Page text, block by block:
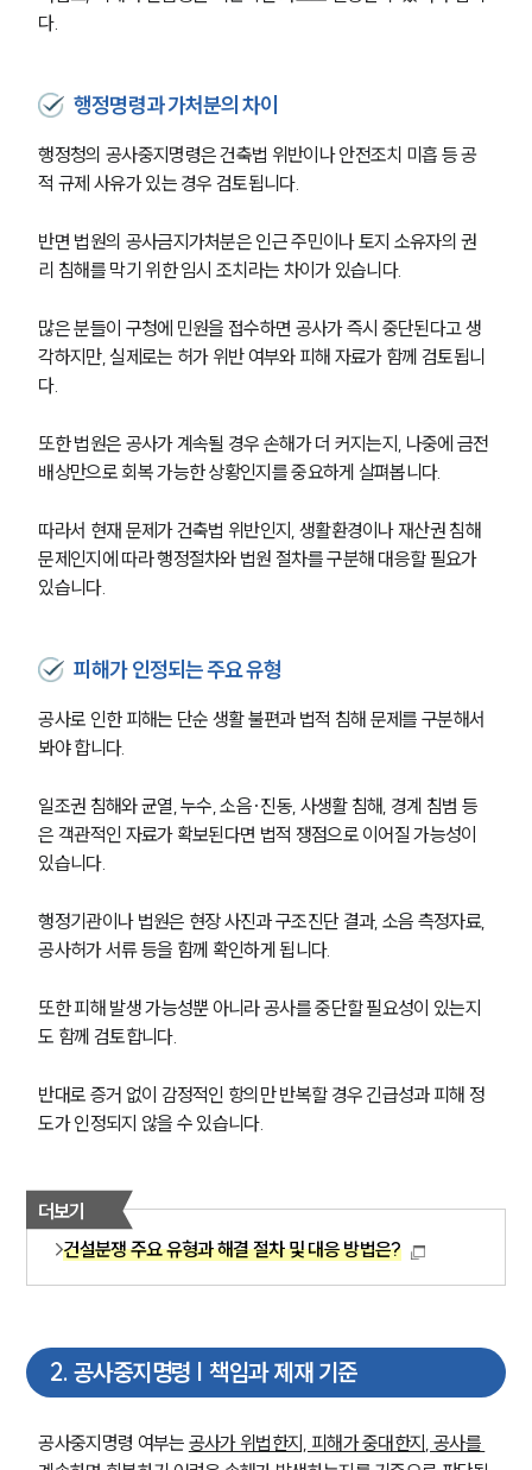
다.
행정명령과 가처분의 차이
행정청의 공사중지명령은 건축법 위반이나 안전조치 미흡 등 공
적 규제 사유가 있는 경우 검토됩니다.
반면 법원의 공사금지가처분은 인근 주민이나 토지 소유자의 권
리 침해를 막기 위한 임시 조치라는 차이가 있습니다.
많은 분들이 구청에 민원을 접수하면 공사가 즉시 중단된다고 생
각하지만, 실제로는 허가 위반 여부와 피해 자료가 함께 검토됩니
다.
또한 법원은 공사가 계속될 경우 손해가 더 커지는지, 나중에 금전
배상만으로 회복 가능한 상황인지를 중요하게 살펴봅니다.
따라서 현재 문제가 건축법 위반인지, 생활환경이나 재산권 침해
문제인지에 따라 행정절차와 법원 절차를 구분해 대응할 필요가
있습니다.
피해가 인정되는 주요 유형
공사로 인한 피해는 단순 생활 불편과 법적 침해 문제를 구분해서
봐야 합니다.
일조권 침해와 균열, 누수, 소음·진동, 사생활 침해, 경계 침범 등
은 객관적인 자료가 확보된다면 법적 쟁점으로 이어질 가능성이
있습니다.
행정기관이나 법원은 현장 사진과 구조진단 결과, 소음 측정자료,
공사허가 서류 등을 함께 확인하게 됩니다.
또한 피해 발생 가능성뿐 아니라 공사를 중단할 필요성이 있는지
도 함께 검토합니다.
반대로 증거 없이 감정적인 항의만 반복할 경우 긴급성과 피해 정
도가 인정되지 않을 수 있습니다.
더보기
건설분쟁 주요 유형과 해결 절차 및 대응 방법은?
2. 공사중지명령 | 책임과 제재 기준
공사중지명령 여부는 공사가 위법한지, 피해가 중대한지, 공사를